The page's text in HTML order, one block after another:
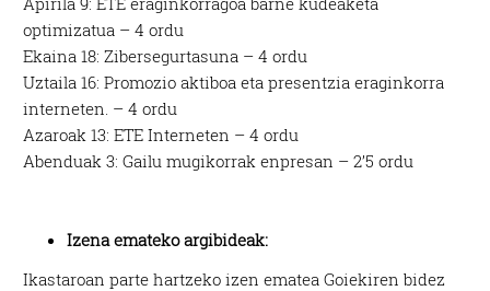
optimizatua – 4 ordu
Ekaina 18: Zibersegurtasuna – 4 ordu
Uztaila 16: Promozio aktiboa eta presentzia eraginkorra
interneten. – 4 ordu
Azaroak 13: ETE Interneten – 4 ordu
Abenduak 3: Gailu mugikorrak enpresan – 2’5 ordu
Izena emateko argibideak:
Ikastaroan parte hartzeko izen ematea Goiekiren bidez